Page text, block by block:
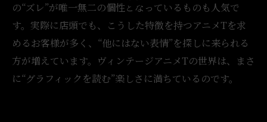
の“ズレ”が唯一無二の個性となっているものも人気で
す。実際に店頭でも、こうした特徴を持つアニメTを求
めるお客様が多く、“他にはない表情”を探しに来られる
方が増えています。ヴィンテージアニメTの世界は、まさ
に“グラフィックを読む”楽しさに満ちているのです。